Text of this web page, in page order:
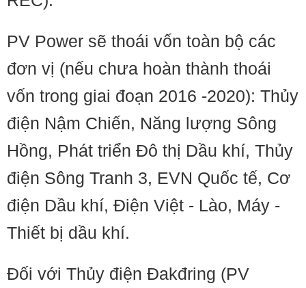
PV Power sẽ thoái vốn toàn bộ các
đơn vị (nếu chưa hoàn thành thoái
vốn trong giai đoạn 2016 -2020): Thủy
điện Nậm Chiến, Năng lượng Sông
Hồng, Phát triển Đô thị Dầu khí, Thủy
điện Sông Tranh 3, EVN Quốc tế, Cơ
điện Dầu khí, Điện Việt - Lào, Máy -
Thiết bị dầu khí.
Đối với Thủy điện Đakđring (PV